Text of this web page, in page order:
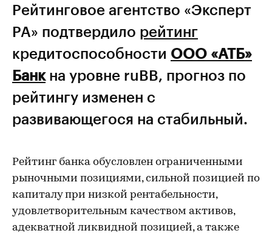
Рейтинговое агентство «Эксперт
РА» подтвердило рейтинг
кредитоспособности ООО «АТБ»
Банкна уровне ruBB, прогноз по
рейтингу изменен с
развивающегося на стабильный.
Рейтинг банка обусловлен ограниченными
рыночными позициями, сильной позицией по
капиталу при низкой рентабельности,
удовлетворительным качеством активов,
адекватной ликвидной позицией, а также